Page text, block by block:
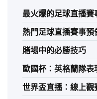
最火爆的足球直播賽
熱門足球直播賽事預
賭場中的必勝技巧
歐國杯：英格蘭隊表
世界盃直播：線上觀